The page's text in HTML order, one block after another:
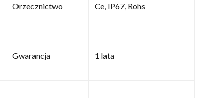
Orzecznictwo Ce, IP67, Rohs
Gwarancja 1 lata